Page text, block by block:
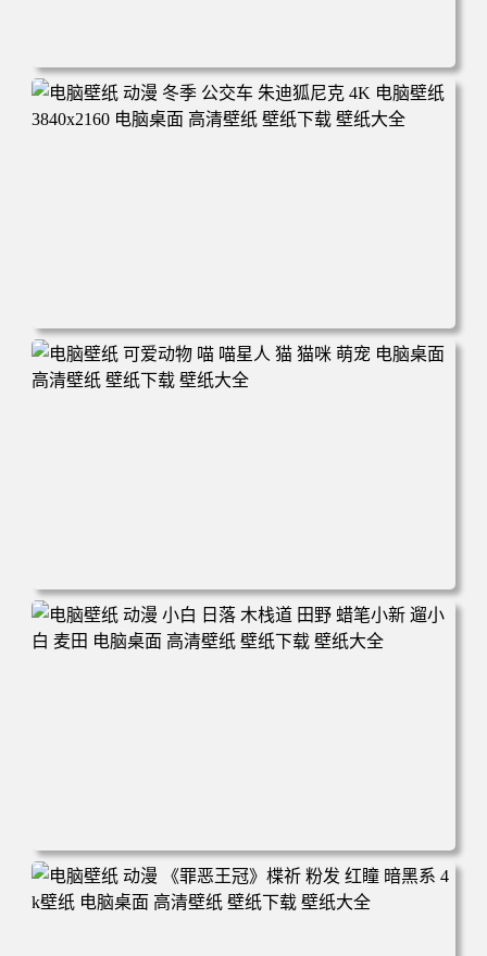
电脑壁纸 完美世界 荒天帝石昊 4K高清动漫壁纸 电脑桌面
高清壁纸 壁纸下载 壁纸大全
电脑壁纸 动漫 冬季 公交车 朱迪狐尼克 4K 电脑壁纸 3840x2
160 电脑桌面 高清壁纸 壁纸下载 壁纸大全
电脑壁纸 可爱动物 喵 喵星人 猫 猫咪 萌宠 电脑桌面 高清壁
纸 壁纸下载 壁纸大全
电脑壁纸 动漫 小白 日落 木栈道 田野 蜡笔小新 遛小白 麦田
电脑桌面 高清壁纸 壁纸下载 壁纸大全